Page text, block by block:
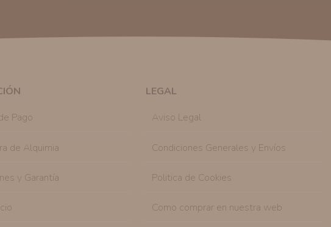
similares a los artículos que ha adquirido. Puede solicitar la
Con carácter general, sólo el personal de
Tiene derecho a saber qué información tenemos
Pago
de Alquimia
y Garantía
LEGAL
Aviso Legal
Condiciones Generales y Envíos
Politica de Cookies
Como comprar en nuestra web